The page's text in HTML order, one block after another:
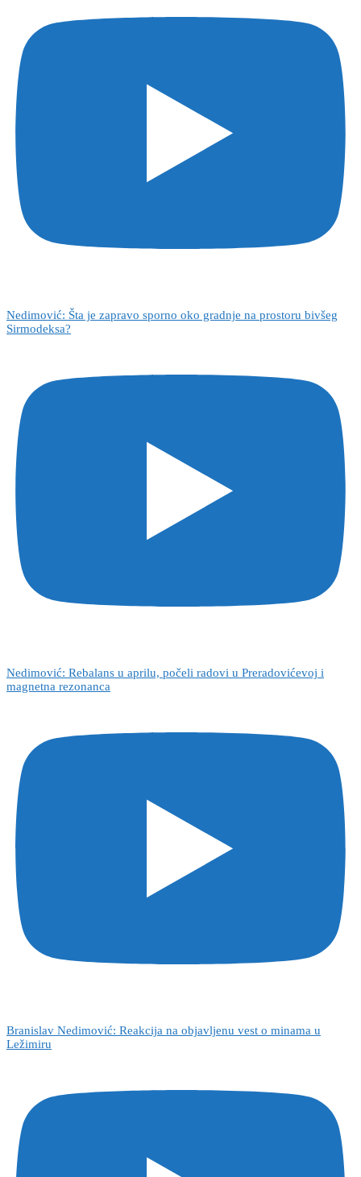
Nedimović: Šta je zapravo sporno oko gradnje na prostoru bivšeg
Sirmodeksa?
Nedimović: Rebalans u aprilu, počeli radovi u Preradovićevoj i
magnetna rezonanca
Branislav Nedimović: Reakcija na objavljenu vest o minama u
Ležimiru